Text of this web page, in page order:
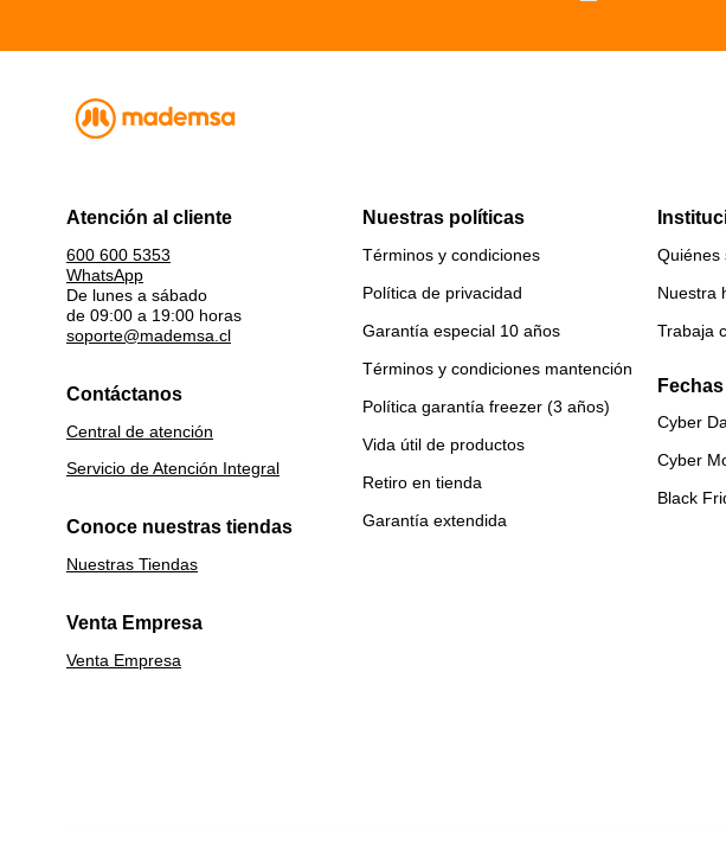
Atención al cliente
600 600 5353
WhatsApp
De lunes a sábado
de 09:00 a 19:00 horas
soporte@mademsa.cl
Contáctanos
Central de atención
Servicio de Atención Integral
Conoce nuestras tiendas
Nuestras Tiendas
Venta Empresa
Venta Empresa
Nuestras políticas
Términos y condiciones
Política de privacidad
Garantía especial 10 años
Términos y condiciones mantención
Política garantía freezer (3 años)
Vida útil de productos
Retiro en tienda
Garantía extendida
Quiénes
Nuestra
Trabaja
Cyber
Cyber
Black